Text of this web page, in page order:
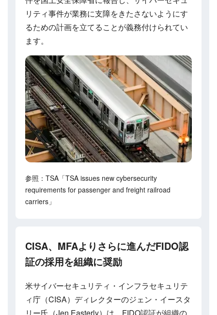
リティ事件が業務に支障をきたさないようにす
るための計画を立てることが義務付けられてい
ます。
参照：TSA「TSA issues new cybersecurity
requirements for passenger and freight railroad
carriers」
CISA、MFAよりさらに進んだFIDO認
証の採用を組織に奨励
米サイバーセキュリティ・インフラセキュリテ
ィ庁（CISA）ディレクターのジェン・イースタ